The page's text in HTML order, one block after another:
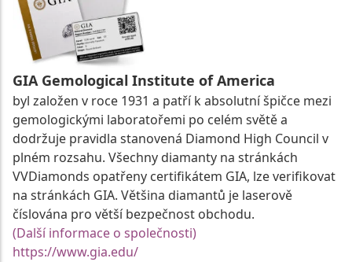
GIA Gemological Institute of America
byl založen v roce 1931 a patří k absolutní špičce mezi
gemologickými laboratořemi po celém světě a
dodržuje pravidla stanovená Diamond High Council v
plném rozsahu. Všechny diamanty na stránkách
VVDiamonds opatřeny certifikátem GIA, lze verifikovat
na stránkách GIA. Většina diamantů je laserově
číslována pro větší bezpečnost obchodu.
(Další informace o společnosti)
https://www.gia.edu/